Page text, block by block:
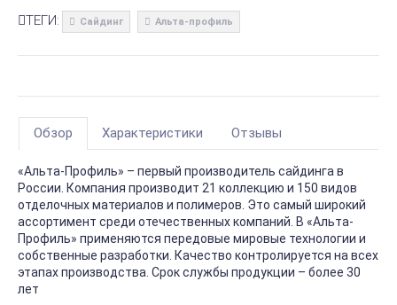
ТЕГИ: Сайдинг Альта-профиль
Обзор Характеристики Отзывы
«Альта-Профиль» – первый производитель сайдинга в
России. Компания производит 21 коллекцию и 150 видов
отделочных материалов и полимеров. Это самый широкий
ассортимент среди отечественных компаний. В «Альта-
Профиль» применяются передовые мировые технологии и
собственные разработки. Качество контролируется на всех
этапах производства. Срок службы продукции – более 30
лет